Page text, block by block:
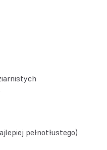
pełnotłustego)